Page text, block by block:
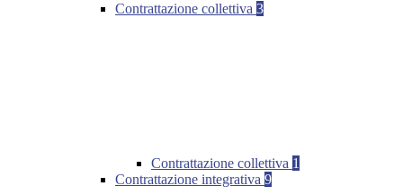
Contrattazione collettiva 3
Contrattazione collettiva 1
Contrattazione integrativa 9